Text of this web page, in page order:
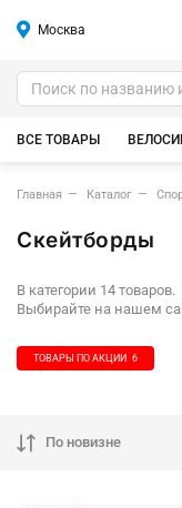
Москва
ВСЕ ТОВАРЫ
Главная Каталог
Скейтборды
В категории 14 товаров.
Выбирайте на нашем
ТОВАРЫ ПО АКЦИИ 6
По новизне